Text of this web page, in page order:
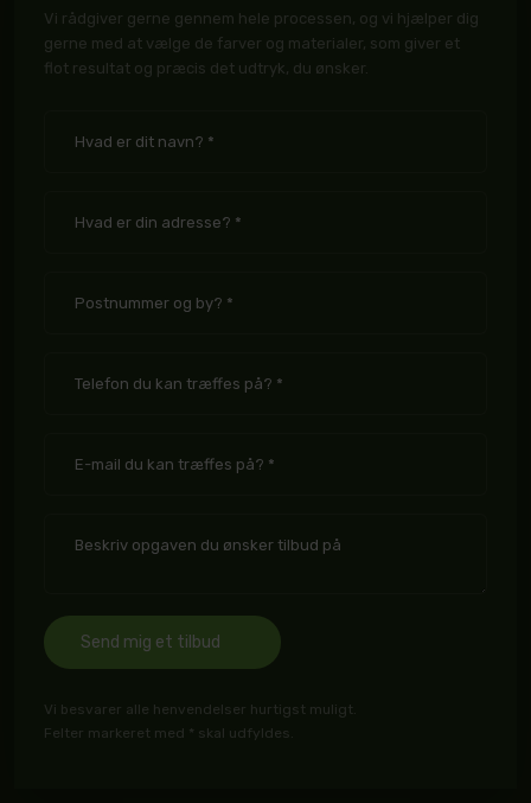
Vi rådgiver gerne gennem hele processen, og vi hjælper dig
gerne med at vælge de farver og materialer, som giver et
flot resultat og præcis det udtryk, du ønsker.
Vi besvarer alle henvendelser hurtigst muligt.
Felter markeret med * skal udfyldes.​